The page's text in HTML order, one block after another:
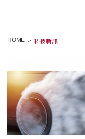
HOME 科技新訊